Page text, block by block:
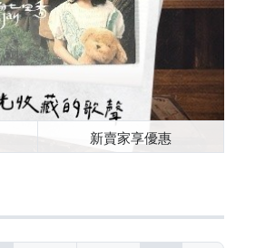
新賣家享優惠